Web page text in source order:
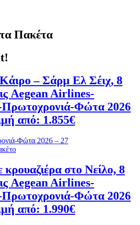
Πακέτα
– Σάρμ Ελ Σέιχ, 8
Aegean Airlines-
Πρωτοχρονιά-Φώτα 2026
από: 1.855€
Φώτα 2026 – 27
στο Νείλο, 8
Aegean Airlines-
Πρωτοχρονιά-Φώτα 2026
από: 1.990€